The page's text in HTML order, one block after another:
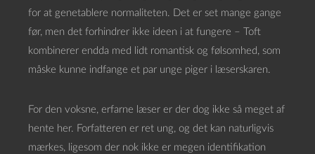
for at genetablere normaliteten. Det er set mange gange
før, men det forhindrer ikke ideen i at fungere – Toft
kombinerer endda med lidt romantisk og følsomhed, som
måske kunne indfange et par unge piger i læserskaren.
For den voksne, erfarne læser er der dog ikke så meget af
hente her. Forfatteren er ret ung, og det kan naturligvis
mærkes, ligesom der nok ikke er megen identifikation